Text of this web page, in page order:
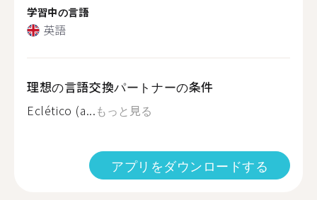
学習中の言語
英語
理想の言語交換パートナーの条件
Eclético (a...もっと見る
アプリをダウンロードする